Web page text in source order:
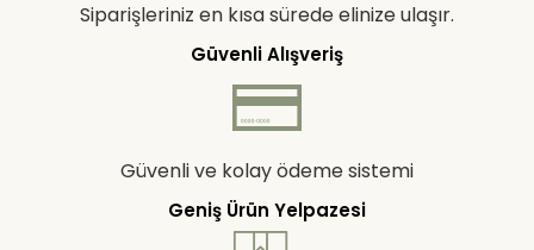
Siparişleriniz en kısa sürede elinize ulaşır.
Güvenli Alışveriş
Güvenli ve kolay ödeme sistemi
Geniş Ürün Yelpazesi